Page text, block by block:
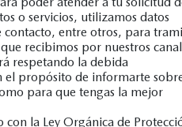
o servicios, utilizamos datos
contacto, entre otros, para
recibimos por nuestros
respetando la debida
el propósito de informarte
para que tengas la mejor
la Ley Orgánica de